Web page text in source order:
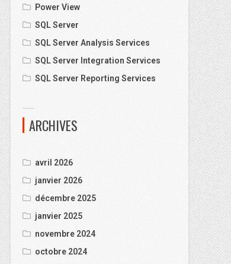
Power View
SQL Server
SQL Server Analysis Services
SQL Server Integration Services
SQL Server Reporting Services
ARCHIVES
avril 2026
janvier 2026
décembre 2025
janvier 2025
novembre 2024
octobre 2024